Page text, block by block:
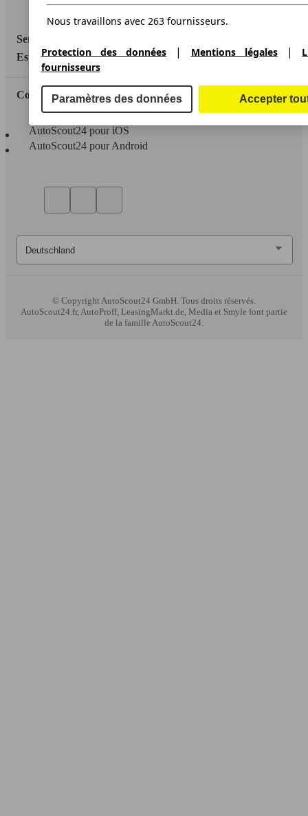
Accessibility Statement
Service
Espace Pro
Contact
AutoScout24 pour iOS
AutoScout24 pour Android
© CopyrightAutoScout24 GmbH. Tous droits réservés.
AutoScout24.fr, AutoProff, LeasingMarkt.de, Media et Smyle font partie
de la famille AutoScout24.
Nous travaillons avec 263 fournisseurs.
Protection des données | Mentions légales|
fournisseurs
Paramètres des données Accepter